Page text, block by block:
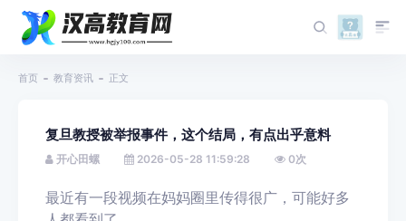
首页 教育资讯 正文
复旦教授被举报事件，这个结局，有点出乎意料
开心田螺 2026-05-28 11:59:28 0次
最近有一段视频在妈妈圈里传得很广， 可能好多